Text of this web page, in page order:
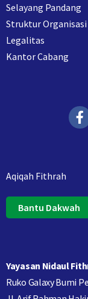
Selayang Pandang
Struktur Organisasi
Legalitas
Kantor Cabang
Aqiqah Fithrah
Bantu Dakwah
Yayasan Nidaul
Ruko Galaxy Bumi